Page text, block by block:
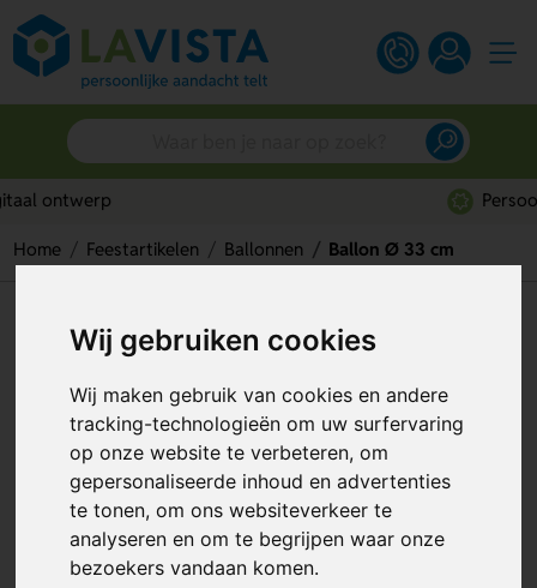
Wij gebruiken cookies
Wij maken gebruik van cookies en andere
tracking-technologieën om uw surfervaring
op onze website te verbeteren, om
gepersonaliseerde inhoud en advertenties
te tonen, om ons websiteverkeer te
analyseren en om te begrijpen waar onze
bezoekers vandaan komen.
Home Feestartikelen Ballonnen Ballon Ø 33 cm
Ballon Ø 33 cm